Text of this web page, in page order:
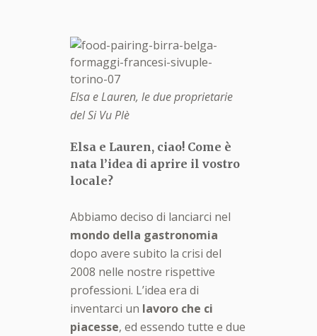
Elsa e Lauren, le due proprietarie
del Si Vu Plè
Elsa e Lauren, ciao! Come è
nata l’idea di aprire il vostro
locale?
Abbiamo deciso di lanciarci nel
mondo della gastronomia
dopo avere subito la crisi del
2008 nelle nostre rispettive
professioni. L’idea era di
inventarci un lavoro che ci
piacesse, ed essendo tutte e due